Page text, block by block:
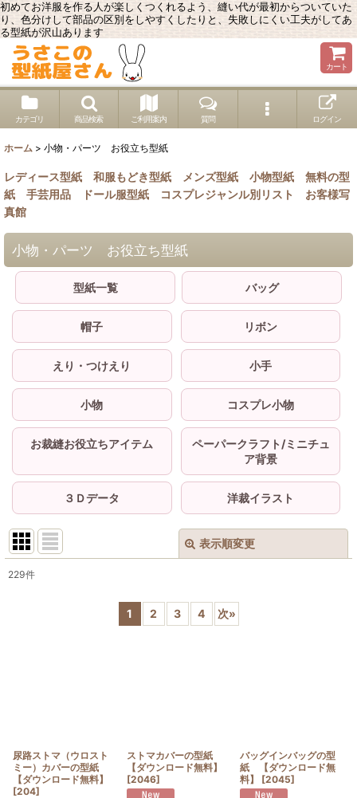
初めてお洋服を作る人が楽しくつくれるよう、縫い代が最初からついていた
り、色分けして部品の区別をしやすくしたりと、失敗しにくい工夫がしてあ
る型紙が沢山あります
カート
カテゴリ 商品検索 ご利用案内 質問 ログイン
ホーム > 小物・パーツ お役立ち型紙
レディース型紙 和服もどき型紙 メンズ型紙 小物型紙
無料の型
紙
手芸用品 ドール服型紙 コスプレジャンル別リスト
お客様写
真館
小物・パーツ お役立ち型紙
型紙一覧 バッグ
帽子 リボン
えり・つけえり 小手
小物 コスプレ小物
お裁縫お役立ちアイテム
ペーパークラフト/ミニチュ
ア背景
３Ｄデータ 洋裁イラスト
表示順変更
サブカテゴリ
229件
1 2 3 4 次»
尿路ストマ（ウロスト
ミー）カバーの型紙
【ダウンロード無料】
[204]
ストマカバーの型紙
【ダウンロード無料】
[2046]
バッグインバッグの型
紙 【ダウンロード無
料】
[2045]